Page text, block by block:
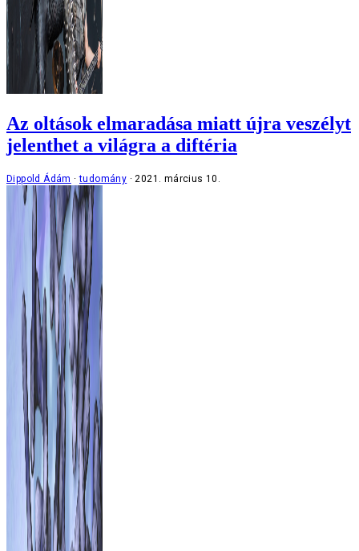
Az oltások elmaradása miatt újra veszélyt
jelenthet a világra a diftéria
Dippold Ádám tudomány 2021. március 10.